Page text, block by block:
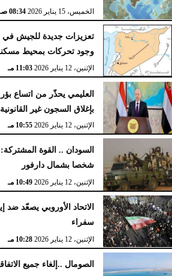
الخميس، 15 يناير 2026 08:34 صـ
تعزيزات جديدة للجيش
وجود تحركات بمحيط
الإثنين، 12 يناير 2026 11:03 مـ
العليمي يحذّر من اتساع بؤر
بإغلاق السجون غير القانونية
الإثنين، 12 يناير 2026 10:55 مـ
شخصا بشمال دارفور
الإثنين، 12 يناير 2026 10:49 مـ
سفراء
الإثنين، 12 يناير 2026 10:28 مـ
الصومال ..إلغاء جميع